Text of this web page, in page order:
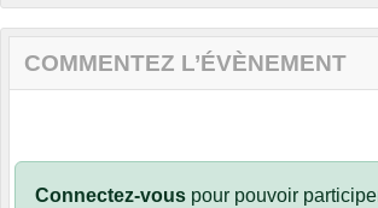
COMMENTEZ L’ÉVÈNEMENT
Connectez-vous pour pouvoir